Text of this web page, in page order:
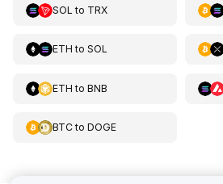
SOL to TRX
ETH to SOL
ETH to BNB
BTCto DOGE